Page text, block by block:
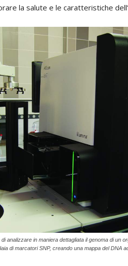
la salute e le caratteristiche
analizzare in maniera dettagliata il genoma di un
di marcatori SNP, creando una mappa del DNA